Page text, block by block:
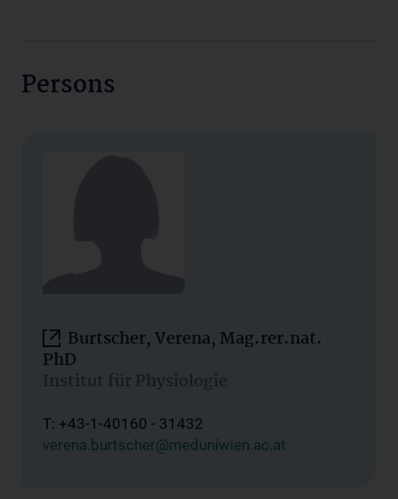
Persons
Burtscher, Verena, Mag.rer.nat.
PhD
Institut für Physiologie
T: +43-1-40160 - 31432
verena.burtscher@meduniwien.ac.at